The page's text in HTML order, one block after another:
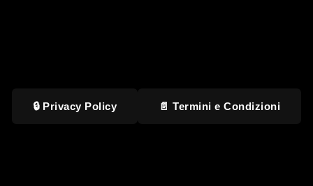
🔒 Privacy Policy 📄 Termini e Condizioni